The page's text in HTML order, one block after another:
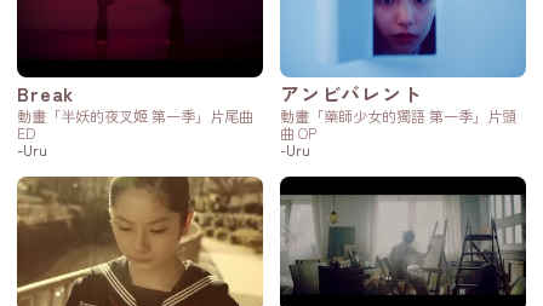
Break
動畫「半妖的夜叉姬 第一季」片尾曲
ED
-Uru
アンビバレント
動畫「藥師少女的獨語 第一季」片頭
曲 OP
-Uru